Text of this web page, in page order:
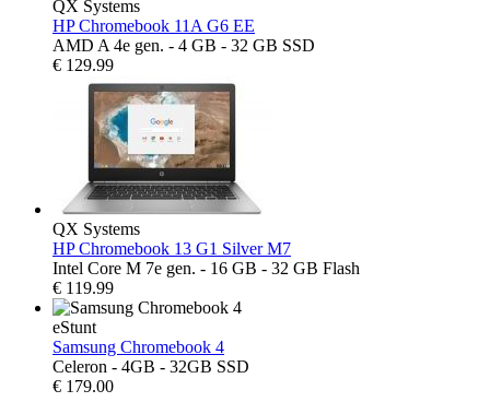
QX Systems
HP Chromebook 11A G6 EE
AMD A 4e gen. - 4 GB - 32 GB SSD
€ 129.99
QX Systems
HP Chromebook 13 G1 Silver M7
Intel Core M 7e gen. - 16 GB - 32 GB Flash
€ 119.99
eStunt
Samsung Chromebook 4
Celeron - 4GB - 32GB SSD
€ 179.00